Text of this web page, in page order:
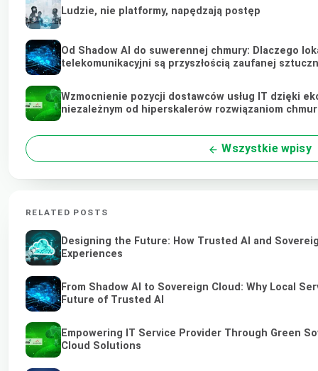
Ludzie, nie platformy, napędzają postęp
Od Shadow AI do suwerennej chmury: Dlaczego
telekomunikacyjni są przyszłością zaufanej
Wzmocnienie pozycji dostawców usług IT dzięki
niezależnym od hiperskalerów rozwiązaniom
Wszystkie wpisy
RELATED POSTS
Designing the Future: How Trusted AI and
Experiences
From Shadow AI to Sovereign Cloud: Why Local
Future of Trusted AI
Empowering IT Service Provider Through Green
Cloud Solutions